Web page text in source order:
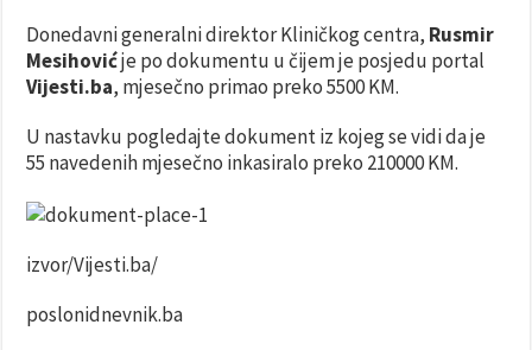
Donedavni generalni direktor Kliničkog centra, Rusmir
Mesihovićje po dokumentu u čijem je posjedu portal
Vijesti.ba, mjesečno primao preko 5500 KM.
U nastavku pogledajte dokument iz kojeg se vidi da je
55 navedenih mjesečno inkasiralo preko 210000 KM.
izvor/Vijesti.ba/
poslonidnevnik.ba